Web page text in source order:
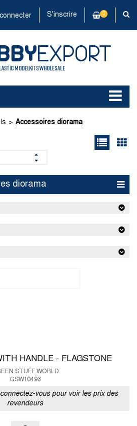
S'inscrire 0
Accessoires diorama
diorama
HANDLE - FLAGSTONE
STUFF WORLD
GSW10493
vous pour voir les prix des
revendeurs